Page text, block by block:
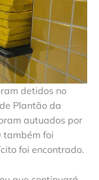
detidos no
Plantão da
autuados por
também foi
foi encontrado.